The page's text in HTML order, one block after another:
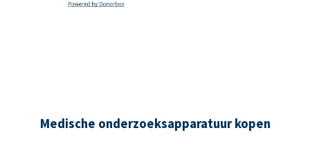
Medische onderzoeksapparatuur kopen